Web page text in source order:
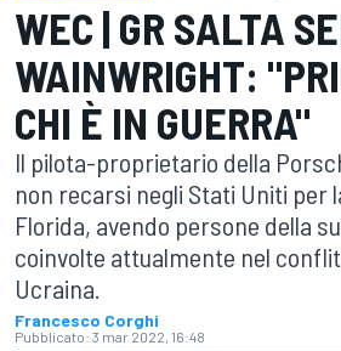
WEC | GR SALTA
WAINWRIGHT:
CHI È IN GUERRA"
Il pilota-proprietario della
non recarsi negli Stati Uniti per
Florida, avendo persone della
coinvolte attualmente nel
Ucraina.
Francesco Corghi
Pubblicato: 3 mar 2022, 16:48